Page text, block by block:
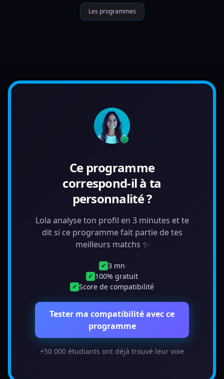
Les programmes
Ce programme
correspond-il à ta
personnalité ?
Lola analyse ton profil en 3 minutes et te
dit si ce programme fait partie de tes
meilleurs matchs ✨
✓ 3 mn
✓ 100% gratuit
✓ Score de compatibilité
Tester ma compatibilité avec ce
programme
+50 000 étudiants ont déjà trouvé leur voie